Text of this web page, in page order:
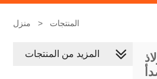
منزل > المنتجات
المزيد من المنتجات